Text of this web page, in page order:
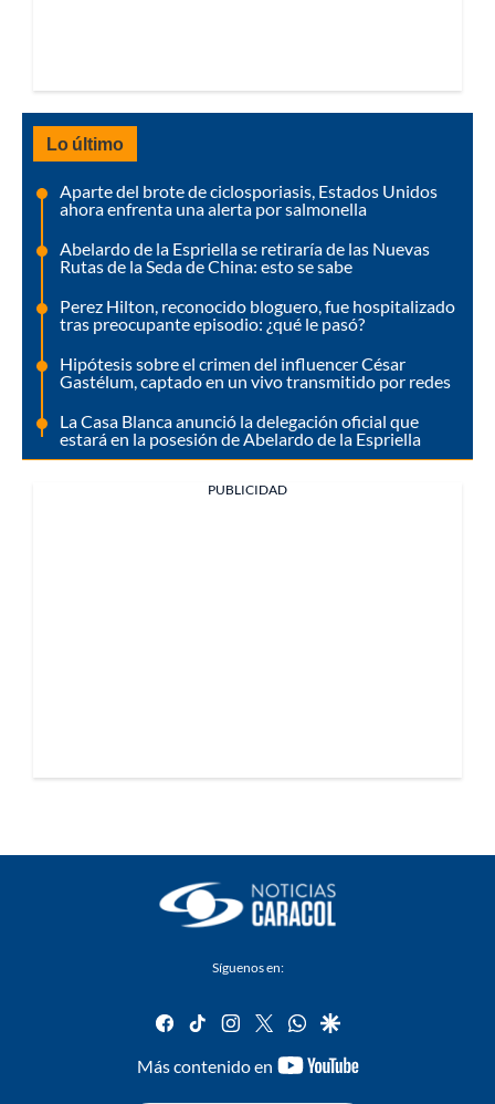
Lo último
Aparte del brote de ciclosporiasis, Estados Unidos
ahora enfrenta una alerta por salmonella
Abelardo de la Espriella se retiraría de las Nuevas
Rutas de la Seda de China: esto se sabe
Perez Hilton, reconocido bloguero, fue hospitalizado
tras preocupante episodio: ¿qué le pasó?
Hipótesis sobre el crimen del influencer César
Gastélum, captado en un vivo transmitido por redes
La Casa Blanca anunció la delegación oficial que
estará en la posesión de Abelardo de la Espriella
PUBLICIDAD
Síguenos en:
facebook
tiktok instagram
twitterwhatsapp
google
Más contenido en
youtube-